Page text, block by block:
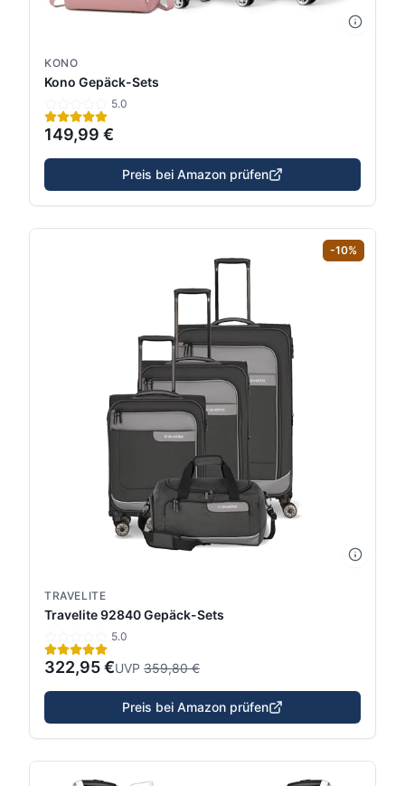
KONO
Kono Gepäck-Sets
5.0
149,99 €
Preis bei Amazon prüfen
-10%
TRAVELITE
Travelite 92840 Gepäck-Sets
5.0
322,95 €UVP 359,80 €
Preis bei Amazon prüfen